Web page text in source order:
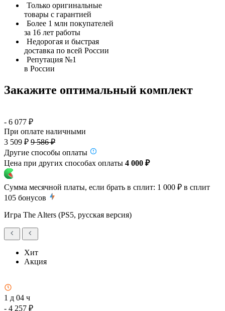
Только оригинальные
товары с гарантией
Более 1 млн покупателей
за 16 лет работы
Недорогая и быстрая
доставка по всей России
Репутация №1
в России
Закажите оптимальный комплект
- 6 077 ₽
При оплате наличными
3 509 ₽ 9 586 ₽
Другие способы оплаты
Цена при других способах оплаты 4 000 ₽
Сумма месячной платы, если брать в сплит: 1 000 ₽ в сплит
105 бонусов
Игра The Alters (PS5, русская версия)
Хит
Акция
1 д 04 ч
- 4 257 ₽